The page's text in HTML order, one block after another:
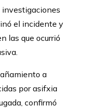
investigaciones
el incidente y
las que ocurrió
a
por asifxia
confirmó